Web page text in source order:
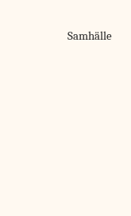
Samhälle